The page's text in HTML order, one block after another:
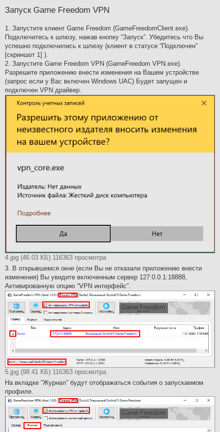
Запуск Game Freedom VPN
1. Запустите клиент Game Freedom (GameFreedomClient.exe).
Подключитесь к шлюзу, нажав кнопку “Запуск”. Убедитесь что Вы
успешно подключились к шлюзу (клиент в статусе “Подключен”
[скриншот 1] ).
2. Запустите Game Freedom VPN (GameFreedom VPN.exe).
Разрешите приложению внести изменения на Вашем устройстве
(запрос если у Вас включен Windows UAC) Будет запущен и
подключен VPN драйвер.
4.jpg (46.03 КБ) 116363 просмотра
3. В открывшемся окне (если Вы не отказали приложению внести
изменения) Вы увидите включенным сервер 127:0.0.1:18888,
Активированную опцию “VPN интерфейс”.
5.jpg (98.41 КБ) 116363 просмотра
На вкладке “Журнал” будут отображаться события о запускаемом
профиле.